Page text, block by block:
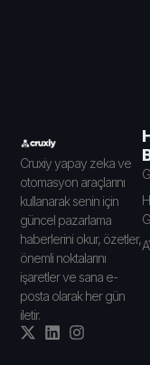
Cruxiy yapay zeka ve
otomasyon araçlarını
kullanarak senin için
güncel pazarlama
haberlerini okur, özetler,
önemli noktalarını
işaretler ve sana e-
posta olarak her gün
iletir.